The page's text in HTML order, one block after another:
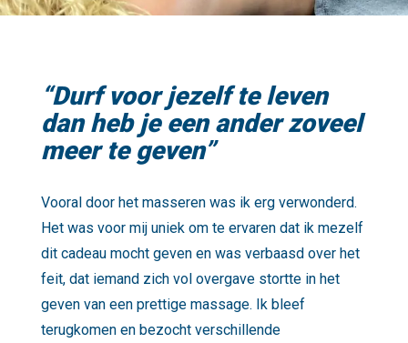
“Durf voor jezelf te leven
dan heb je een ander zoveel
meer te geven”
Vooral door het masseren was ik erg verwonderd.
Het was voor mij uniek om te ervaren dat ik mezelf
dit cadeau mocht geven en was verbaasd over het
feit, dat iemand zich vol overgave stortte in het
geven van een prettige massage. Ik bleef
terugkomen en bezocht verschillende